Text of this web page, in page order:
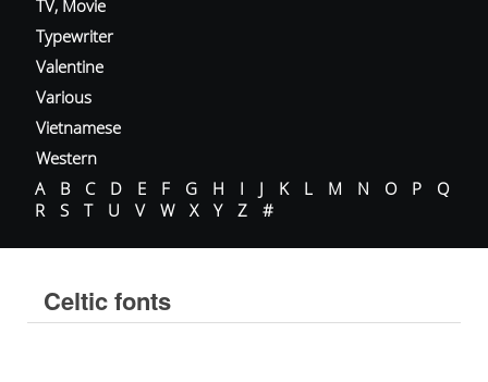
TV, Movie
Typewriter
Valentine
Various
Vietnamese
Western
A
B C D E F G H I J K L M N O P
Q
R
S T U V W X Y Z #
Celtic fonts